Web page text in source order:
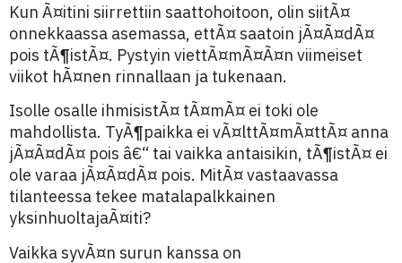
Kun Ã¤itini siirrettiin saattohoitoon, olin siitÃ¤
onnekkaassa asemassa, ettÃ¤ saatoin jÃ¤Ã¤dÃ¤
pois tÃ¶istÃ¤. Pystyin viettÃ¤mÃ¤Ã¤n viimeiset
viikot hÃ¤nen rinnallaan ja tukenaan.
Isolle osalle ihmisistÃ¤ tÃ¤mÃ¤ ei toki ole
mahdollista. TyÃ¶paikka ei vÃ¤lttÃ¤mÃ¤ttÃ¤ anna
jÃ¤Ã¤dÃ¤ pois â€“ tai vaikka antaisikin, tÃ¶istÃ¤ ei
ole varaa jÃ¤Ã¤dÃ¤ pois. MitÃ¤ vastaavassa
tilanteessa tekee matalapalkkainen
yksinhuoltajaÃ¤iti?
Vaikka syvÃ¤n surun kanssa on